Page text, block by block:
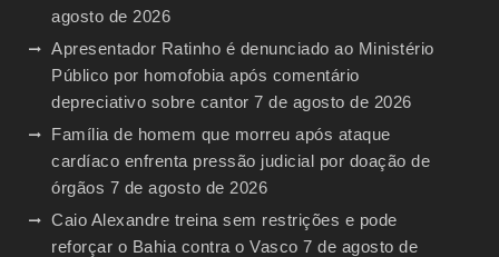
agosto de 2026
Apresentador Ratinho é denunciado ao Ministério
Público por homofobia após comentário
depreciativo sobre cantor 7 de agosto de 2026
Família de homem que morreu após ataque
cardíaco enfrenta pressão judicial por doação de
órgãos 7 de agosto de 2026
Caio Alexandre treina sem restrições e pode
reforçar o Bahia contra o Vasco 7 de agosto de